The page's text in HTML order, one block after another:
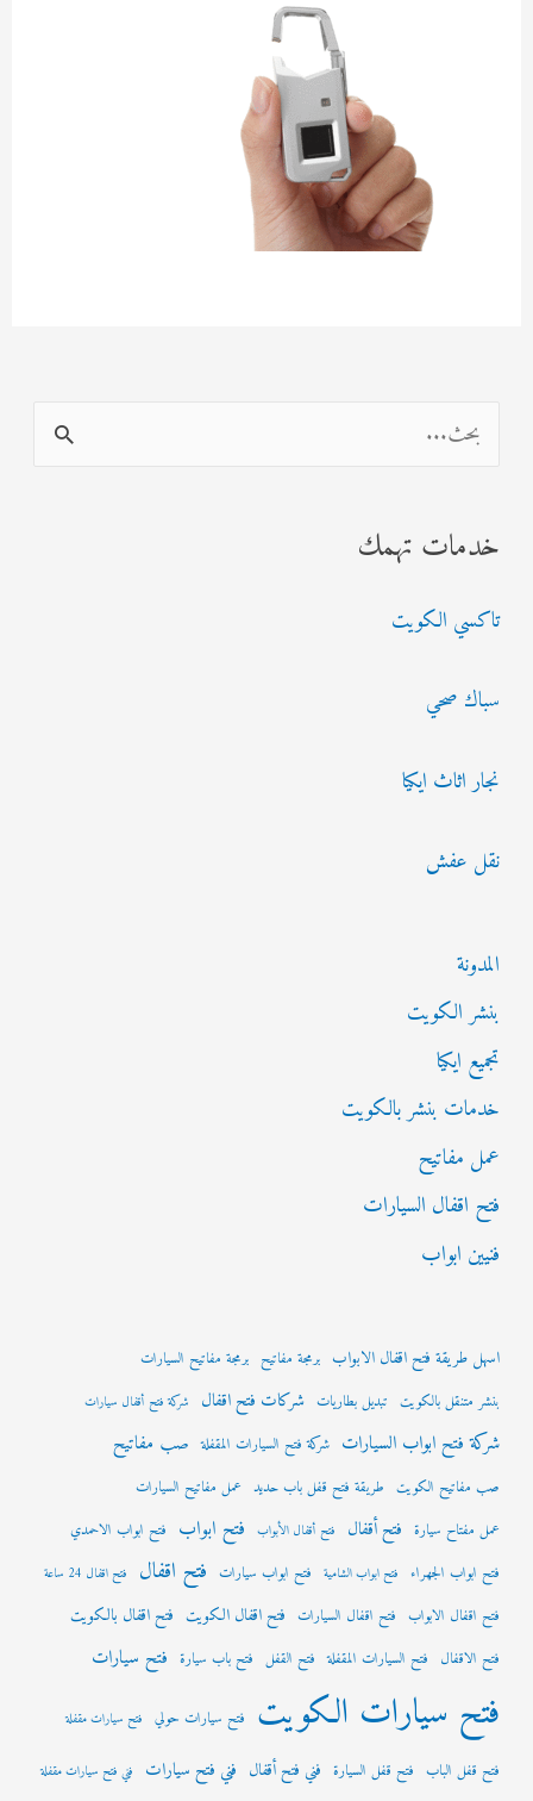
ح
ع
خدمات تهمك
تاكسي الكويت
سباك صحي
نجار اثاث ايكيا
نقل عفش
المدونة
بنشر الكويت
تجميع ايكيا
خدمات بنشر بالكويت
عمل مفاتيح
فتح اقفال السيارات
فنيين ابواب
اسهل طريقة فتح اقفال الابواب برمجة مفاتيح برمجة مفاتيح السيارات
بنشر متنقل بالكويت تبديل بطاريات شركات فتح اقفال شركة فتح أقفال سيارات
شركة فتح ابواب السيارات شركة فتح السيارات المقفلة صب مفاتيح
صب مفاتيح الكويت طريقة فتح قفل باب حديد عمل مفاتيح السيارات
عمل مفتاح سيارة فتح أقفال فتح أقفال الأبواب فتح ابواب فتح ابواب الاحمدي
فتح ابواب الجهراء فتح ابواب الشامية فتح ابواب سيارات فتح اقفال فتح اقفال 24 ساعة
فتح اقفال الابواب فتح اقفال السيارات فتح اقفال الكويت فتح اقفال بالكويت
فتح الاقفال فتح السيارات المقفلة فتح القفل فتح باب سيارة فتح سيارات
فتح سيارات الكويت فتح سيارات حولي فتح سيارات مقفلة
فتح قفل الباب فتح قفل السيارة فني فتح أقفال فني فتح سيارات فني فتح سيارات مقفلة